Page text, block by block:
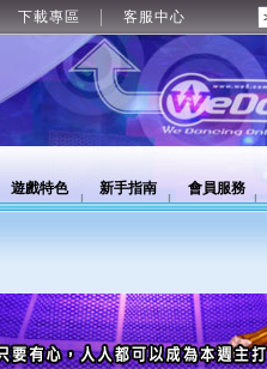
下載專區 客服中心
遊戲特色 新手指南 會員服務